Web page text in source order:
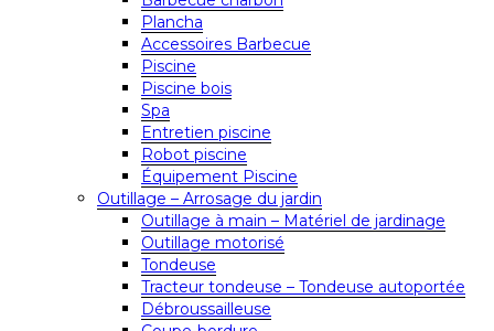
Plancha
Accessoires Barbecue
Piscine
Piscine bois
Spa
Entretien piscine
Robot piscine
Équipement Piscine
Outillage – Arrosage du jardin
Outillage à main – Matériel de jardinage
Outillage motorisé
Tondeuse
Tracteur tondeuse – Tondeuse autoportée
Débroussailleuse